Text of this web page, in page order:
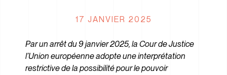
17 JANVIER 2025
Par un arrêt du 9 janvier 2025, la Cour de Justice
l’Union européenne adopte une interprétation
restrictive de la possibilité pour le pouvoir